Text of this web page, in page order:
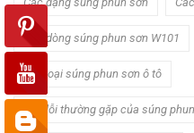
Các dòng súng phun sơn W101
các loại súng phun sơn ô tô
Các lỗi thường gặp của súng